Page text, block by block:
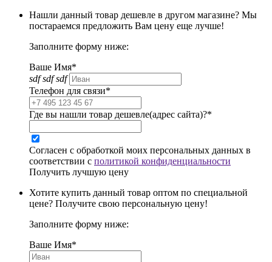
Нашли данный товар дешевле в другом магазине? Мы
постараемся предложить Вам цену еще лучше!
Заполните форму ниже:
Ваше Имя*
sdf sdf sdf
Телефон для связи*
Где вы нашли товар дешевле(адрес сайта)?*
Согласен с обработкой моих персональных данных в
соответствии с политикой конфиденциальности
Получить лучшую цену
Хотите купить данный товар оптом по специальной
цене? Получите свою персональную цену!
Заполните форму ниже:
Ваше Имя*